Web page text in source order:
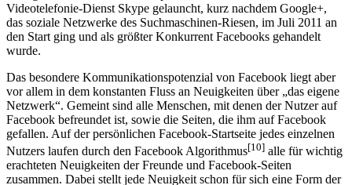
Videotelefonie-Dienst Skype gelauncht, kurz nachdem Google+,
das soziale Netzwerke des Suchmaschinen-Riesen, im Juli 2011 an
den Start ging und als größter Konkurrent Facebooks gehandelt
wurde.
Das besondere Kommunikationspotenzial von Facebook liegt aber
vor allem in dem konstanten Fluss an Neuigkeiten über „das eigene
Netzwerk“. Gemeint sind alle Menschen, mit denen der Nutzer auf
Facebook befreundet ist, sowie die Seiten, die ihm auf Facebook
gefallen. Auf der persönlichen Facebook-Startseite jedes einzelnen
Nutzers laufen durch den Facebook Algorithmus[10] alle für wichtig
erachteten Neuigkeiten der Freunde und Facebook-Seiten
zusammen. Dabei stellt jede Neuigkeit schon für sich eine Form der